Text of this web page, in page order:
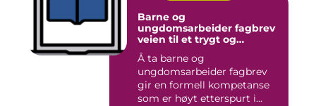
Barne og
ungdomsarbeider fagbrev
veien til et trygt og
meningsfullt yrke
Å ta barne og
ungdomsarbeider fagbrev
gir en formell kompetanse
som er høyt etterspurt i